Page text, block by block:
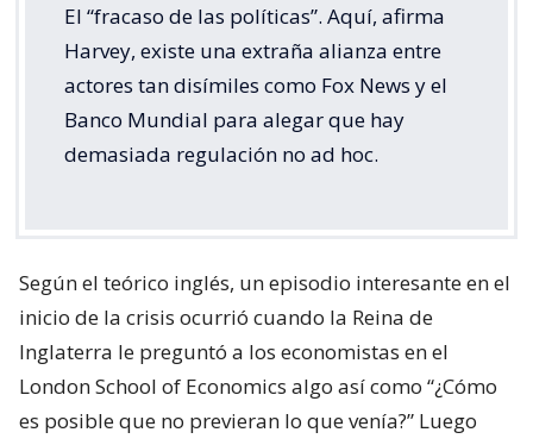
El “fracaso de las políticas”. Aquí, afirma
Harvey, existe una extraña alianza entre
actores tan disímiles como Fox News y el
Banco Mundial para alegar que hay
demasiada regulación no ad hoc.
Según el teórico inglés, un episodio interesante en el
inicio de la crisis ocurrió cuando la Reina de
Inglaterra le preguntó a los economistas en el
London School of Economics algo así como “¿Cómo
es posible que no previeran lo que venía?” Luego